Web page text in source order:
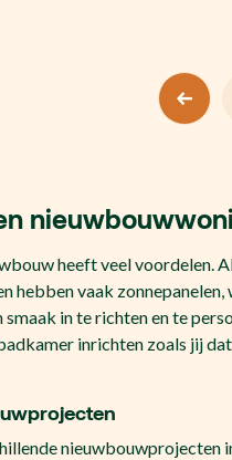
heeft veel voordelen.
hebben vaak
smaak in te richten en te
inrichten zoals jij
nieuwbouwprojecten